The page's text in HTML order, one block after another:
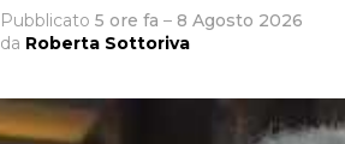
Pubblicato 5 ore fa – 8 Agosto 2026
da Roberta Sottoriva